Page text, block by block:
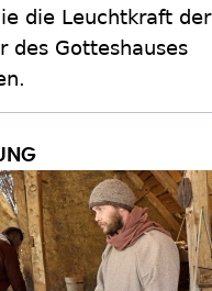
die Leuchtkraft der
des Gotteshauses